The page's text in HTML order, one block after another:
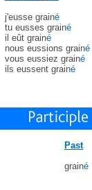
j'eusse grainé
tu eusses grainé
il eût grainé
nous eussions grainé
vous eussiez grainé
ils eussent grainé
Past
grainé